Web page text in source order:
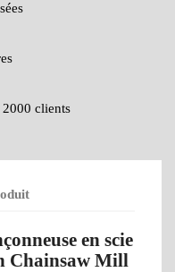
clients
en scie
Chainsaw Mill